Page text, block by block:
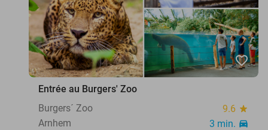
favorite_border
Entrée au Burgers' Zoo
Burgers´ Zoo
9.6 star
Arnhem 3 min. directions_car